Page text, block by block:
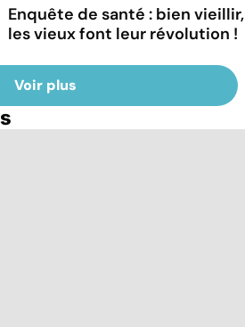
Enquête de santé : bien vieillir,
les vieux font leur révolution !
Voir plus